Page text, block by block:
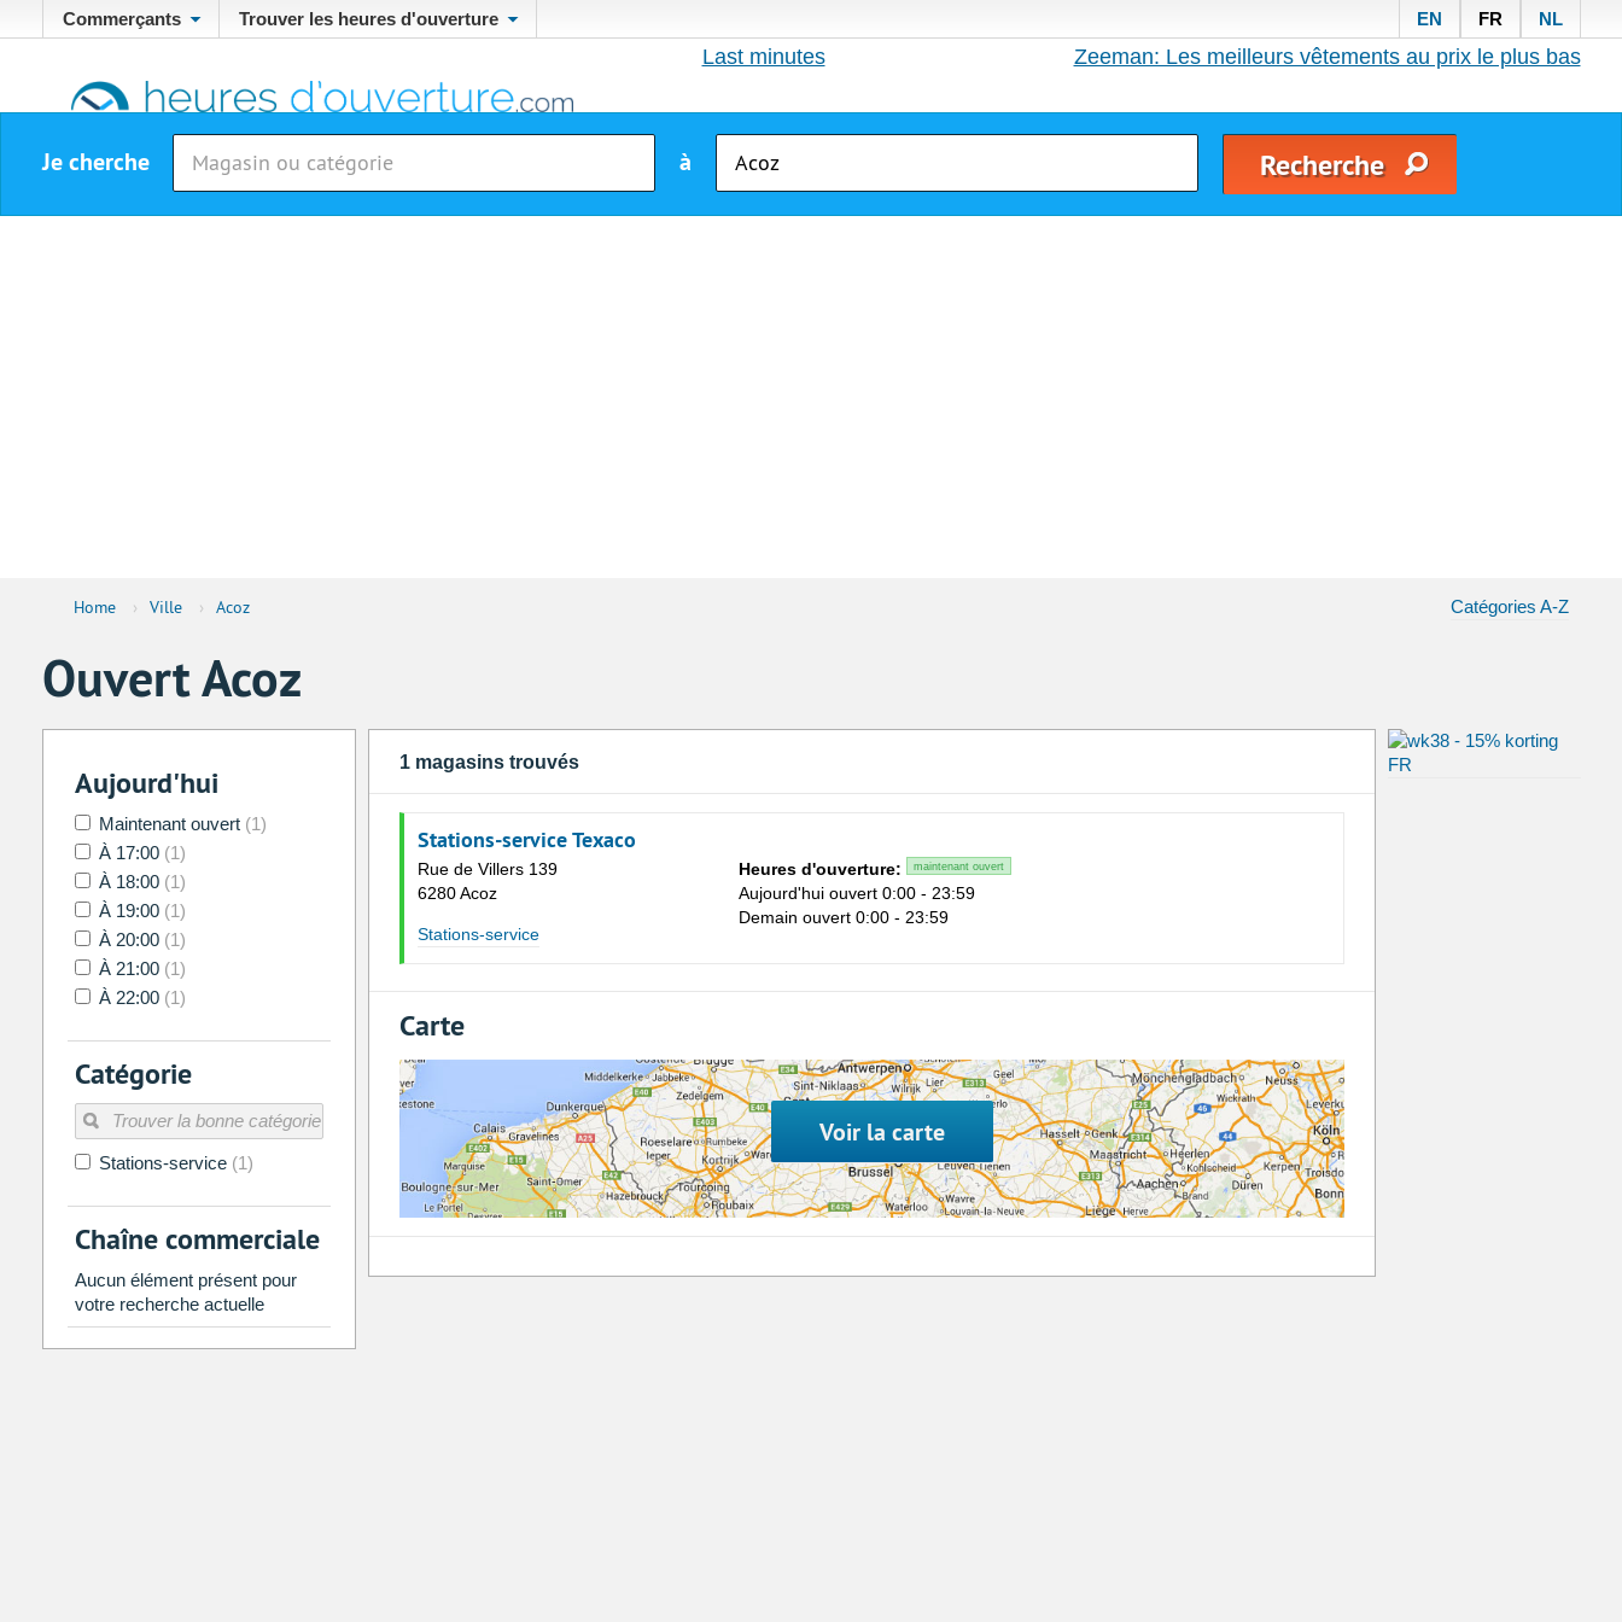
Commerçants Trouver les heures d'ouverture EN FR NL
Last minutes Zeeman: Les meilleurs vêtements au prix le plus bas
Je cherche à
Home › Ville › Acoz Catégories A-Z
Ouvert Acoz
Aujourd'hui
Maintenant ouvert (1)
À 17:00 (1)
À 18:00 (1)
À 19:00 (1)
À 20:00 (1)
À 21:00 (1)
À 22:00 (1)
Catégorie
Stations-service (1)
Chaîne commerciale
Aucun élément présent pour
votre recherche actuelle
1 magasins trouvés
Stations-service Texaco
Rue de Villers 139
6280 Acoz
Stations-service
Heures d'ouverture: maintenant ouvert
Aujourd'hui ouvert 0:00 - 23:59
Demain ouvert 0:00 - 23:59
Carte
Voir la carte